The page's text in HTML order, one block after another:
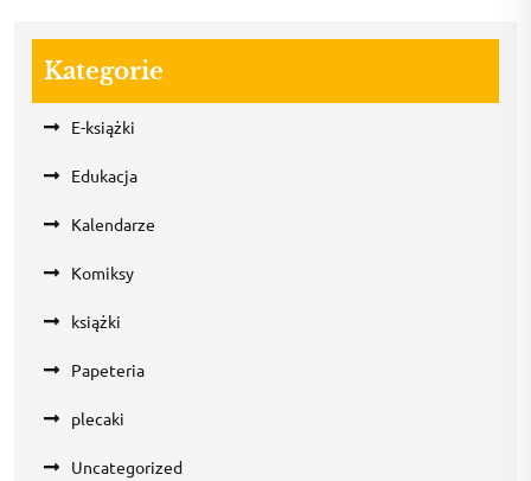
Kategorie
E-książki
Edukacja
Kalendarze
Komiksy
książki
Papeteria
plecaki
Uncategorized